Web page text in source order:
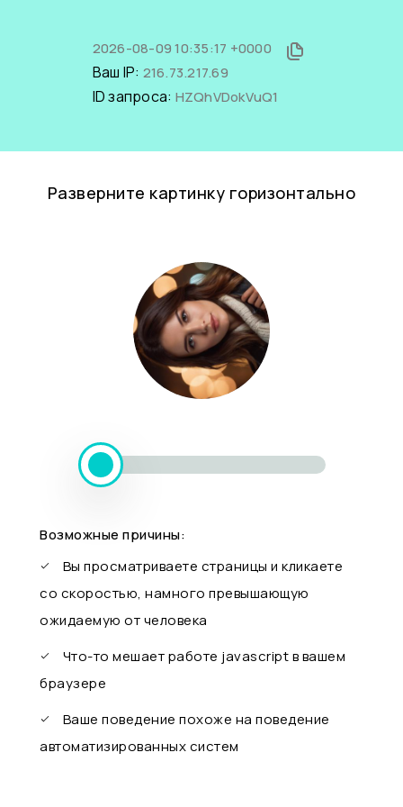
2026-08-09 10:35:17 +0000
Ваш IP: 216.73.217.69
ID запроса: HZQhVDokVuQ1
Разверните картинку горизонтально
Возможные причины:
Вы просматриваете страницы и кликаете
со скоростью, намного превышающую
ожидаемую от человека
Что-то мешает работе javascript в вашем
браузере
Ваше поведение похоже на поведение
автоматизированных систем